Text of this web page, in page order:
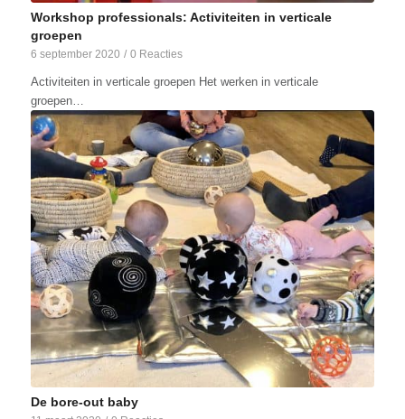
Workshop professionals: Activiteiten in verticale
groepen
6 september 2020 / 0 Reacties
Activiteiten in verticale groepen Het werken in verticale
groepen…
De bore-out baby